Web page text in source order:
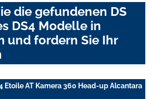
die gefundenen DS
DS4 Modelle in
und fordern Sie Ihr
Etoile AT Kamera 360 Head-up Alcantara